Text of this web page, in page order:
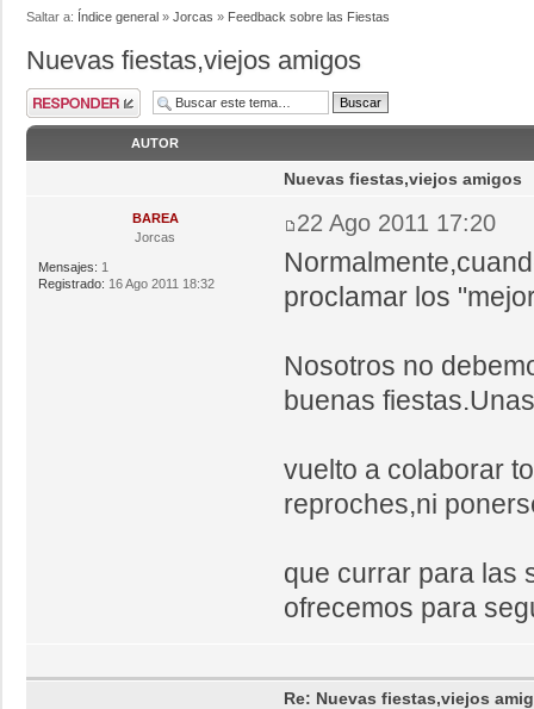
Saltar a: Índice general » Jorcas » Feedback sobre las Fiestas
Nuevas fiestas,viejos amigos
AUTOR
BAREA
Jorcas
Mensajes: 1
Registrado: 16 Ago 2011 18:32
Nuevas fiestas,viejos amigos
22 Ago 2011 17:20
proclamar los
Nosotros no
buenas
vuelto a colaborar
reproches,ni
que currar para las
ofrecemos para
Re: Nuevas fiestas,viejos